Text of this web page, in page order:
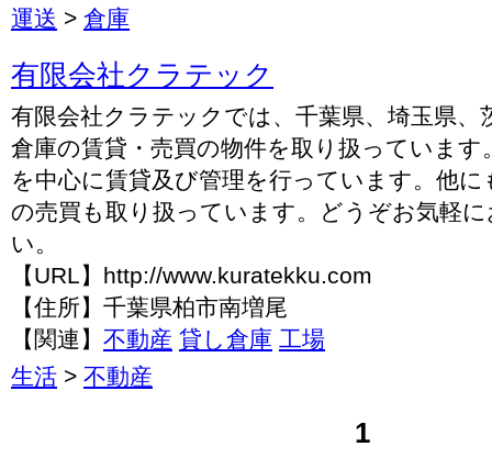
運送 > 倉庫
有限会社クラテック
有限会社クラテックでは、千葉県、埼玉県、
倉庫の賃貸・売買の物件を取り扱っています
を中心に賃貸及び管理を行っています。他
の売買も取り扱っています。どうぞお気軽
い。
【URL】http://www.kuratekku.com
【住所】千葉県柏市南増尾
【関連】 不動産 貸し倉庫 工場
生活 > 不動産
1